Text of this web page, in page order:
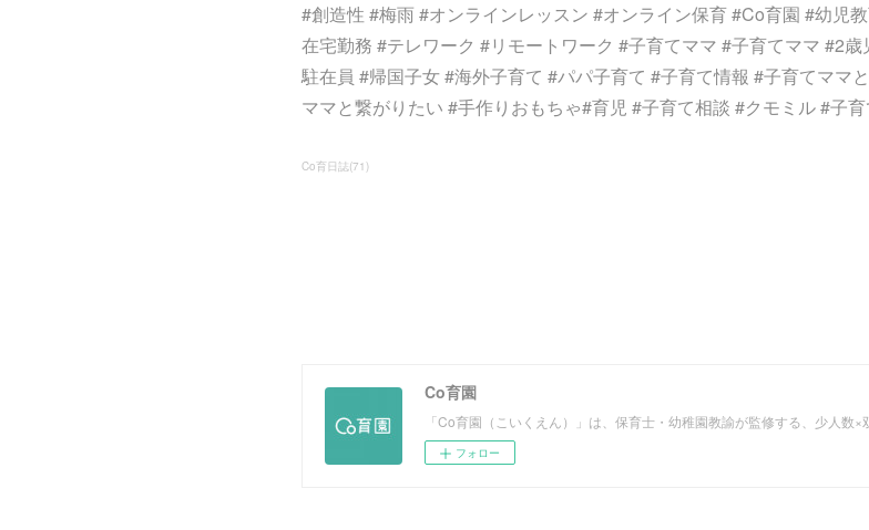
#創造性 #梅雨 #オンラインレッスン #オンライン保育 #Co育園 #幼児
在宅勤務 #テレワーク #リモートワーク #子育てママ #子育てママ #2
駐在員 #帰国子女 #海外子育て #パパ子育て #子育て情報 #子育てママ
ママと繋がりたい #手作りおもちゃ#育児 #子育て相談 #クモミル #子
Co育日誌(71)
Co育園
「Co育園（こいくえん）」は、保育士・幼稚園教諭が監修する、少人数
フォロー